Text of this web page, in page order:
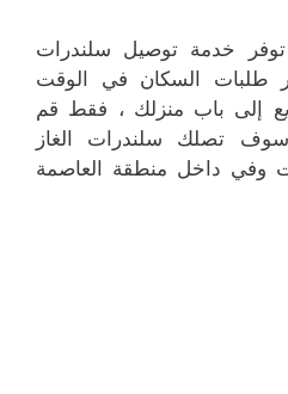
توفر خدمة توصيل سلندرات
طلبات السكان في الوقت
إلى باب منزلك ، فقط قم
تصلك سلندرات الغاز
وفي داخل منطقة العاصمة